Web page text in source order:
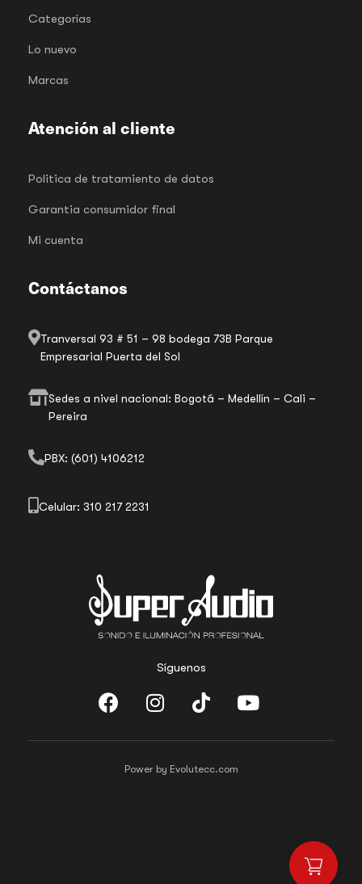
Síguenos
Categorías
Lo nuevo
Marcas
Atención al cliente
Politica de tratamiento de datos
Garantia consumidor final
Mi cuenta
Contáctanos
Tranversal 93 # 51 – 98 bodega 73B Parque
Empresarial Puerta del Sol
Sedes a nivel nacional: Bogotá – Medellín – Cali –
Pereira
PBX: (601) 4106212
Celular: 310 217 2231
Power by Evolutecc.com